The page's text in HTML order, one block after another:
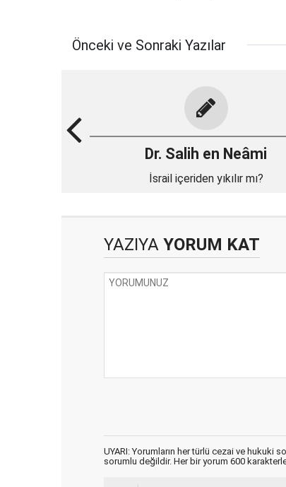
Önceki ve Sonraki Yazılar
Dr. Salih en Neâmi
İsrail içeriden yıkılır mı?
YAZIYA YORUM KAT
UYARI: Yorumların her türlü cezai ve hukuki
sorumlu değildir. Her bir yorum 600 karakterle